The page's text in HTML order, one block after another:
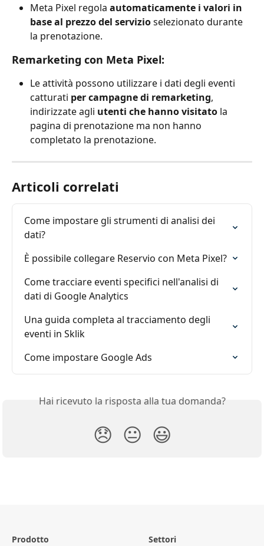
Meta Pixel regola automaticamente i valori in
base al prezzo del servizio selezionato durante
la prenotazione.
Remarketing con Meta Pixel:
Le attività possono utilizzare i dati degli eventi
catturati per campagne di remarketing,
indirizzate agli utenti che hanno visitato la
pagina di prenotazione ma non hanno
completato la prenotazione.
Articoli correlati
Come impostare gli strumenti di analisi dei
dati?
È possibile collegare Reservio con Meta Pixel?
Come tracciare eventi specifici nell'analisi di
dati di Google Analytics
Una guida completa al tracciamento degli
eventi in Sklik
Come impostare Google Ads
Hai ricevuto la risposta alla tua domanda?
😞 😐 😃
Prodotto Settori